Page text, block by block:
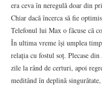
era ceva în neregulă doar din
Chiar dacă încerca să fie
Telefonul lui Max o făcuse că
În ultima vreme îşi umplea
relaţia cu fostul soţ. Plecase
zile la rând de certuri, apoi
meditând în deplină